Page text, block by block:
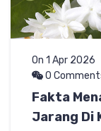
On 1 Apr 2026
0
Fakta
Jarang Di